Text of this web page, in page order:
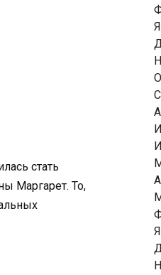
стать
Маргарет. То,